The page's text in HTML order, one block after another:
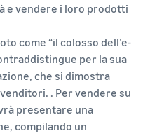
e vendere i loro prodotti
come “il colosso dell’e-
per la sua
che si dimostra
. Per vendere su
presentare una
compilando un